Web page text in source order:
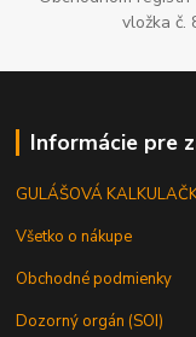
vložka č.
Informácie pre
GULÁŠOVÁ
Všetko o nákupe
Obchodné podmienky
Dozorný orgán (SOI)